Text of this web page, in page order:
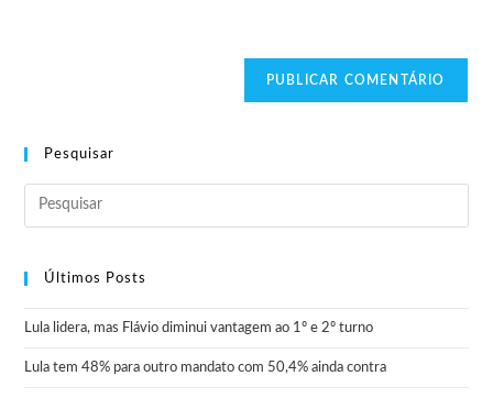
Pesquisar
Últimos Posts
Lula lidera, mas Flávio diminui vantagem ao 1º e 2º turno
Lula tem 48% para outro mandato com 50,4% ainda contra